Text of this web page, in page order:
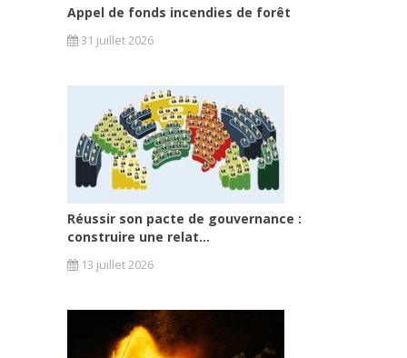
Appel de fonds incendies de forêt
31 juillet 2026
Réussir son pacte de gouvernance :
construire une relat...
13 juillet 2026